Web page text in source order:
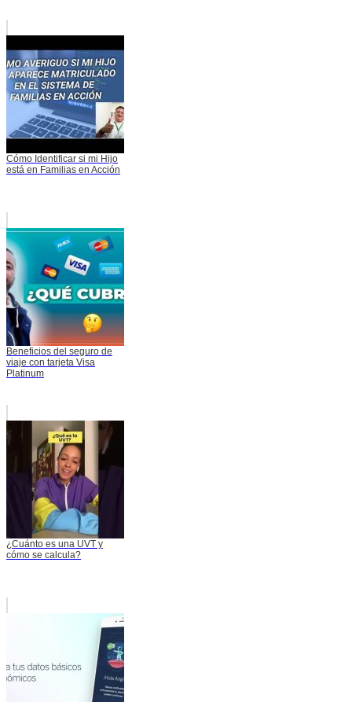
Cómo Identificar si mi Hijo
está en Familias en Acción
Beneficios del seguro de
viaje con tarjeta Visa
Platinum
¿Cuánto es una UVT y
cómo se calcula?